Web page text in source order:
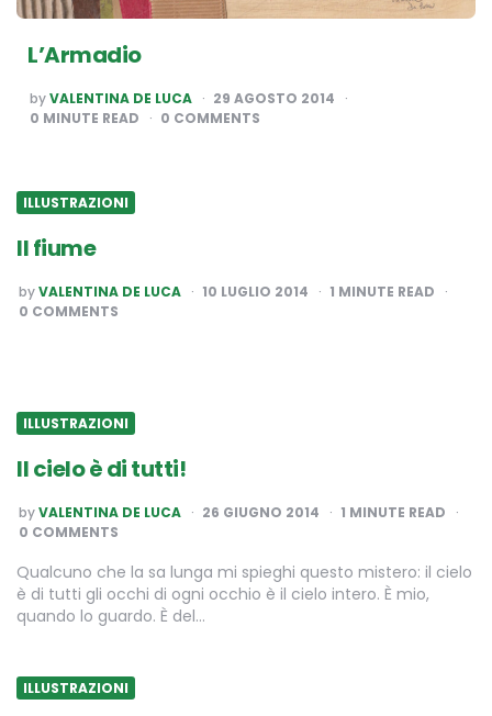
L’Armadio
POSTED
BY
byVALENTINA DE LUCA
29 AGOSTO 2014
0 MINUTE READ 0 COMMENTS
ILLUSTRAZIONI
Il fiume
POSTED
BY
byVALENTINA DE LUCA 10 LUGLIO 2014 1 MINUTE READ
0 COMMENTS
ILLUSTRAZIONI
Il cielo è di tutti!
POSTED
BY
byVALENTINA DE LUCA 26 GIUGNO 2014 1 MINUTE READ
0 COMMENTS
Qualcuno che la sa lunga mi spieghi questo mistero: il cielo
è di tutti gli occhi di ogni occhio è il cielo intero. È mio,
quando lo guardo. È del…
ILLUSTRAZIONI